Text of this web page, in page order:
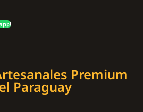
Premium
Paraguay